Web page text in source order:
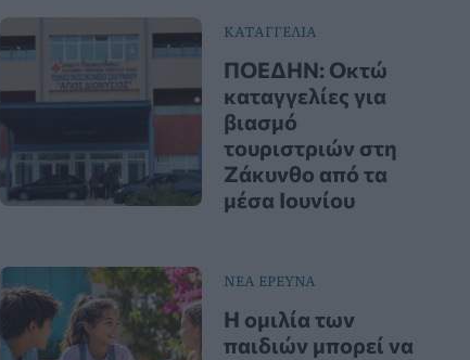
ΚΑΤΑΓΓΕΛΙΑ
ΠΟΕΔΗΝ: Οκτώ
καταγγελίες για
βιασμό
τουριστριών στη
Ζάκυνθο από τα
μέσα Ιουνίου
ΝΕΑ ΕΡΕΥΝΑ
Η ομιλία των
παιδιών μπορεί να